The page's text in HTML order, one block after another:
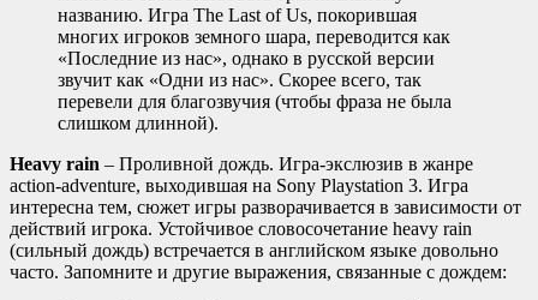
названию. Игра The Last of Us, покорившая
многих игроков земного шара, переводится как
«Последние из нас», однако в русской версии
звучит как «Одни из нас». Скорее всего, так
перевели для благозвучия (чтобы фраза не была
слишком длинной).
Heavy rain – Проливной дождь. Игра-экслюзив в жанре
action-adventure, выходившая на Sony Playstation 3. Игра
интересна тем, сюжет игры разворачивается в зависимости от
действий игрока. Устойчивое словосочетание heavy rain
(сильный дождь) встречается в английском языке довольно
часто. Запомните и другие выражения, связанные с дождем: